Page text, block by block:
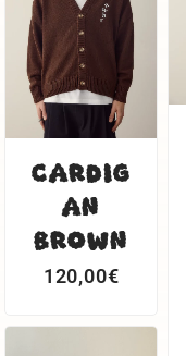
CARDIG
AN
BROWN
120,00€